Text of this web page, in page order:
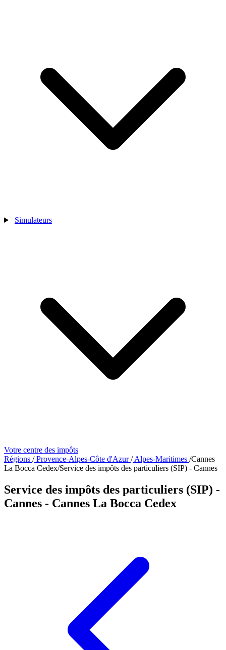
Simulateurs
Votre centre des impôts
Régions /Provence-Alpes-Côte d'Azur/Alpes-Maritimes /Cannes
La Bocca Cedex/Service des impôts des particuliers (SIP) - Cannes
Service des impôts des particuliers (SIP) -
Cannes - Cannes La Bocca Cedex